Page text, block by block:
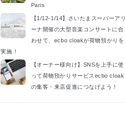
Paris
【1/12-1/14】さいたまスーパーアリ
ーナ開催の大型音楽コンサートに合
わせて、ecbo cloakが荷物預かりを
実施！
【オーナー様向け】SNSを上手に使
って荷物預かりサービスecbo cloak
の集客・来店促進につなげよう！